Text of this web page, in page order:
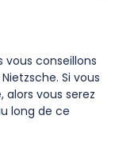
vous conseillons
Si vous
alors vous serez
long de ce